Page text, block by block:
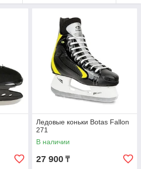
Ледовые коньки Botas Fallon
271
В наличии
27 900 ₸